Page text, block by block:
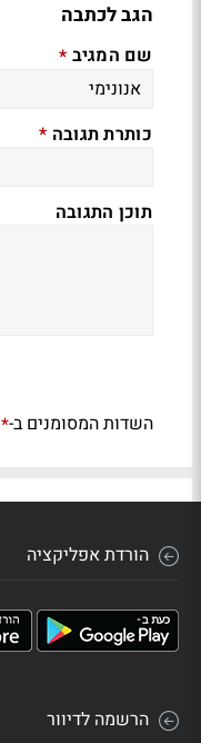
הגב לכתבה
שם המגיב *
כותרת תגובה *
תוכן התגובה
השדות המסומנים ב-*
הורדת אפליקציה
הרשמה לדיוור